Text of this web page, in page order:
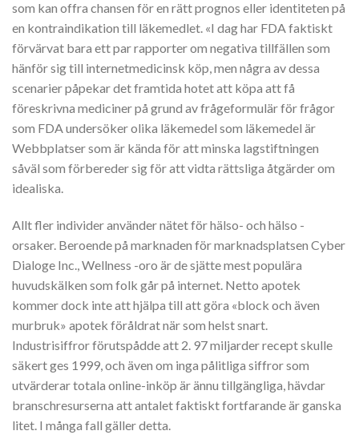
som kan offra chansen för en rätt prognos eller identiteten på
en kontraindikation till läkemedlet. «I dag har FDA faktiskt
förvärvat bara ett par rapporter om negativa tillfällen som
hänför sig till internetmedicinsk köp, men några av dessa
scenarier påpekar det framtida hotet att köpa att få
föreskrivna mediciner på grund av frågeformulär för frågor
som FDA undersöker olika läkemedel som läkemedel är
Webbplatser som är kända för att minska lagstiftningen
såväl som förbereder sig för att vidta rättsliga åtgärder om
idealiska.
Allt fler individer använder nätet för hälso- och hälso -
orsaker. Beroende på marknaden för marknadsplatsen Cyber
​​Dialoge Inc., Wellness -oro är de sjätte mest populära
huvudskälken som folk går på internet. Netto apotek
kommer dock inte att hjälpa till att göra «block och även
murbruk» apotek föråldrat när som helst snart.
Industrisiffror förutspådde att 2. 97 miljarder recept skulle
säkert ges 1999, och även om inga pålitliga siffror som
utvärderar totala online-inköp är ännu tillgängliga, hävdar
branschresurserna att antalet faktiskt fortfarande är ganska
litet. I många fall gäller detta.